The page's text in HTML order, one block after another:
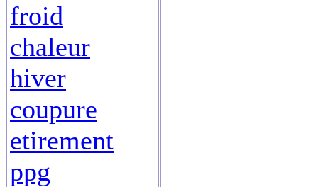
froid
chaleur
hiver
coupure
etirement
ppg